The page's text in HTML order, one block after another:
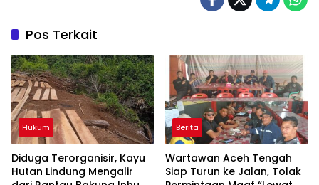
Pos Terkait
Hukum
Diduga Terorganisir, Kayu
Hutan Lindung Mengalir
Berita
Wartawan Aceh Tengah
Siap Turun ke Jalan, Tolak